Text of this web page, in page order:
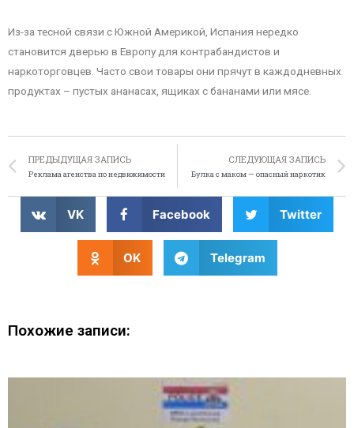
Из-за тесной связи с Южной Америкой, Испания нередко
становится дверью в Европу для контрабандистов и
наркоторговцев. Часто свои товары они прячут в каждодневных
продуктах – пустых ананасах, ящиках с бананами или мясе.
ПРЕДЫДУЩАЯ ЗАПИСЬ
Реклама агенства по недвижимости
СЛЕДУЮЩАЯ ЗАПИСЬ
Булка с маком — опасный наркотик
VK Facebook Twitter
OK Telegram
Похожие записи: